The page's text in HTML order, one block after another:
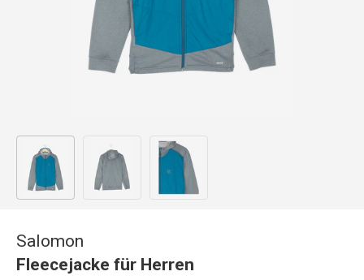
Bild 1 in Galerieansicht laden
Salomon
Fleecejacke für Herren